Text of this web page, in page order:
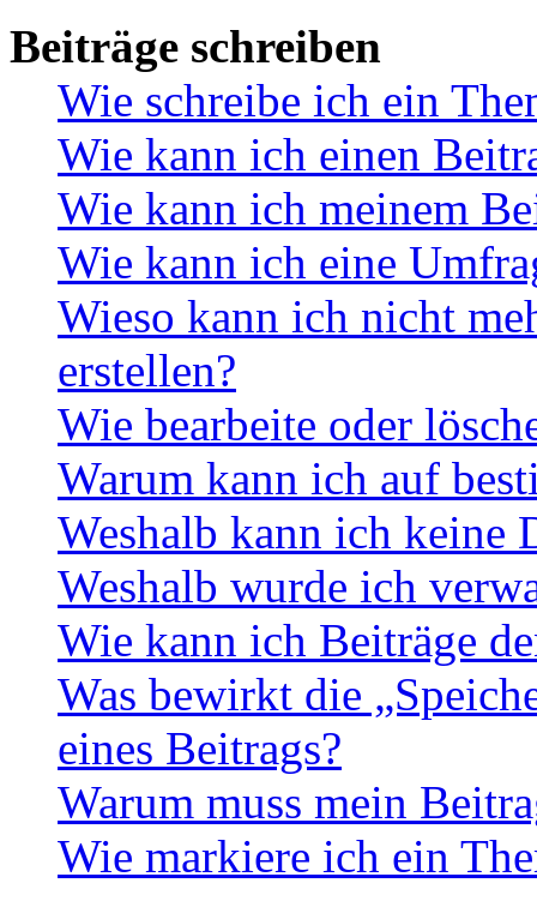
Beiträge schreiben
Wie schreibe ich ein
Wie kann ich einen
Wie kann ich meinem
Wie kann ich eine
Wieso kann ich nicht
erstellen?
Wie bearbeite oder
Warum kann ich auf
Weshalb kann ich keine
Weshalb wurde ich
Wie kann ich Beiträge
Was bewirkt die
eines Beitrags?
Warum muss mein
Wie markiere ich ein